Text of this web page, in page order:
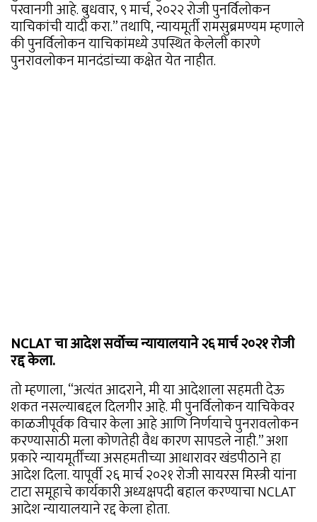
परवानगी आहे. बुधवार, ९ मार्च, २०२२ रोजी पुनर्विलोकन
याचिकांची यादी करा.” तथापि, न्यायमूर्ती रामसुब्रमण्यम म्हणाले
की पुनर्विलोकन याचिकांमध्ये उपस्थित केलेली कारणे
पुनरावलोकन मानदंडांच्या कक्षेत येत नाहीत.
NCLAT चा आदेश सर्वोच्च न्यायालयाने २६ मार्च २०२१ रोजी
रद्द केला.
तो म्हणाला, “अत्यंत आदराने, मी या आदेशाला सहमती देऊ
शकत नसल्याबद्दल दिलगीर आहे. मी पुनर्विलोकन याचिकेवर
काळजीपूर्वक विचार केला आहे आणि निर्णयाचे पुनरावलोकन
करण्यासाठी मला कोणतेही वैध कारण सापडले नाही.” अशा
प्रकारे न्यायमूर्तींच्या असहमतीच्या आधारावर खंडपीठाने हा
आदेश दिला. यापूर्वी २६ मार्च २०२१ रोजी सायरस मिस्त्री यांना
टाटा समूहाचे कार्यकारी अध्यक्षपदी बहाल करण्याचा NCLAT
आदेश न्यायालयाने रद्द केला होता.